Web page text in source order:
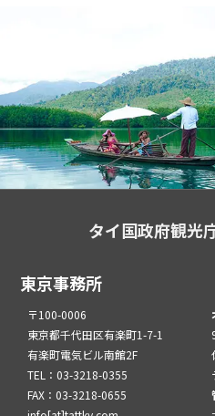
タイ国政府観光
東京事務所
〒100-0006
東京都千代田区有楽町1-7-1
有楽町電気ビル南館2F
TEL：03-3218-0355
FAX：03-3218-0655